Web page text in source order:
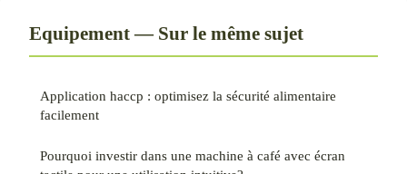
Equipement — Sur le même sujet
Application haccp : optimisez la sécurité alimentaire
facilement
Pourquoi investir dans une machine à café avec écran